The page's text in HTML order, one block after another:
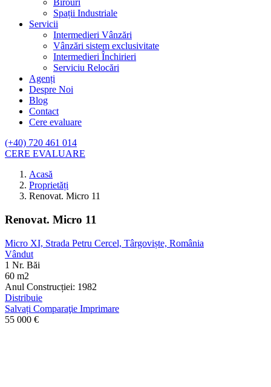
Birouri
Spații Industriale
Servicii
Intermedieri Vânzări
Vânzări sistem exclusivitate
Intermedieri Închirieri
Serviciu Relocări
Agenți
Despre Noi
Blog
Contact
Cere evaluare
(+40) 720 461 014
CERE EVALUARE
Acasă
Proprietăți
Renovat. Micro 11
Renovat. Micro 11
Micro XI, Strada Petru Cercel, Târgoviște, România
Vândut
1 Nr. Băi
60 m2
Anul Construcției: 1982
Distribuie
Salvați Comparaţie Imprimare
55 000 €